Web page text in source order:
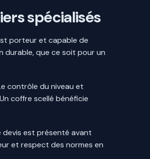
spécialisés
porteur et capable de
durable, que ce soit pour un
contrôle du niveau et
coffre scellé bénéficie
devis est présenté avant
et respect des normes en